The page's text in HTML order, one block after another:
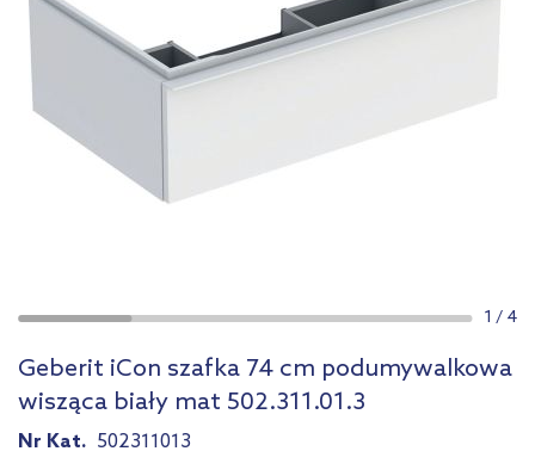
1 / 4
Geberit iCon szafka 74 cm podumywalkowa
wisząca biały mat 502.311.01.3
Nr Kat. 502311013